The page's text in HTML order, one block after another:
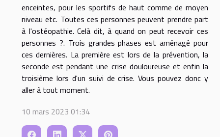
enceintes, pour les sportifs de haut comme de moyen
niveau etc. Toutes ces personnes peuvent prendre part
à l'ostéopathie. Celà dit, à quand on peut recevoir ces
personnes ?. Trois grandes phases est aménagé pour
ces dernières. La première est lors de la prévention, la
seconde est pendant une crise douloureuse et enfin la
troisième lors d'un suivi de crise. Vous pouvez donc y
aller à tout moment.
10 mars 2023 01:34